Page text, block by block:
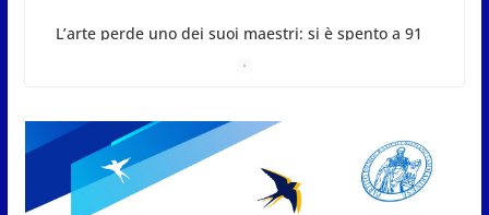
A Oltremare 2.0 a Riccione in migliaia per
San Marino Academy.
Femminile: quattro Primavera
aggregate alla Prima Squadra